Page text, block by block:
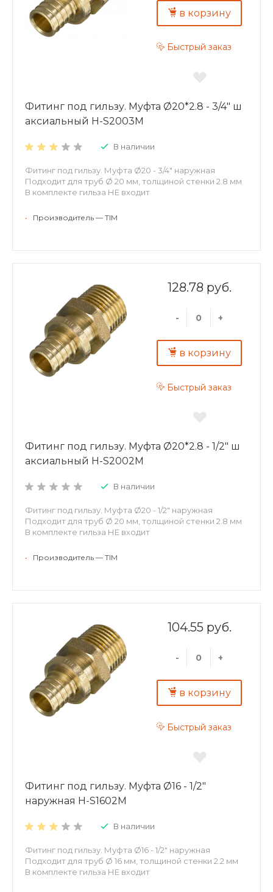
в корзину
Быстрый заказ
Фитинг под гильзу. Муфта Ø20*2.8 - 3/4" ш
аксиальный H-S2003M
В наличии
Фитинг под гильзу. Муфта Ø20 - 3/4" наружная
Подходит для труб Ø 20 мм, толщиной стенки 2.8 мм
В комплекте гильза НЕ входит
• Производитель — TIM
128.78 руб.
- +
в корзину
Быстрый заказ
Фитинг под гильзу. Муфта Ø20*2.8 - 1/2" ш
аксиальный H-S2002M
В наличии
Фитинг под гильзу. Муфта Ø20 - 1/2" наружная
Подходит для труб Ø 20 мм, толщиной стенки 2.8 мм
В комплекте гильза НЕ входит
• Производитель — TIM
104.55 руб.
- +
в корзину
Быстрый заказ
Фитинг под гильзу. Муфта Ø16 - 1/2"
наружная H-S1602M
В наличии
Фитинг под гильзу. Муфта Ø16 - 1/2" наружная
Подходит для труб Ø 16 мм, толщиной стенки 2.2 мм
В комплекте гильза НЕ входит